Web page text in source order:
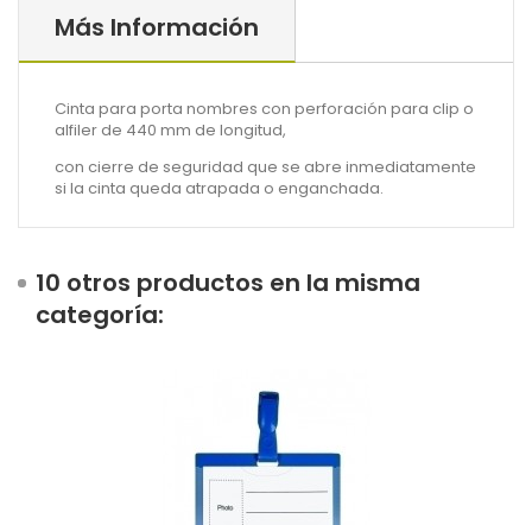
Más Información
Cinta para porta nombres con perforación para clip o
alfiler de 440 mm de longitud,
con cierre de seguridad que se abre inmediatamente
si la cinta queda atrapada o enganchada.
10 otros productos en la misma
categoría: